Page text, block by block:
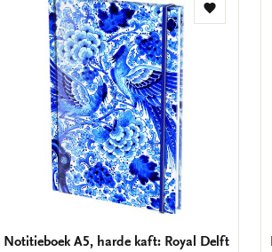
Toevoegen
Notitieboek A5, harde kaft: Royal Delft